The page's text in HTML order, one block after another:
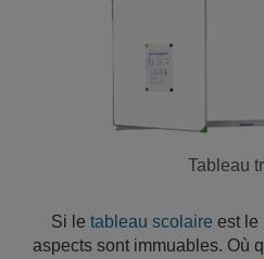
Tableau
Si le tableau scolaire est le
aspects sont immuables. Où